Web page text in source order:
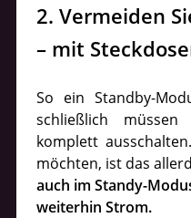
2. Vermeiden
– mit
So ein Standby-
schließlich
komplett
möchten, ist das
auch im Standy-
weiterhin Strom.